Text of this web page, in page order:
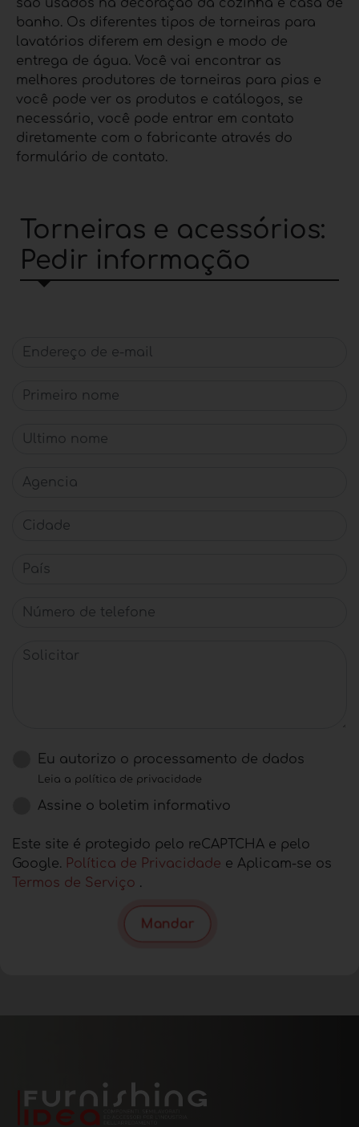
são usados na decoração da cozinha e casa de
banho. Os diferentes tipos de torneiras para
lavatórios diferem em design e modo de
entrega de água. Você vai encontrar as
melhores produtores de torneiras para pias e
você pode ver os produtos e catálogos, se
necessário, você pode entrar em contato
diretamente com o fabricante através do
formulário de contato.
Torneiras e acessórios:
Pedir informação
Endereço de e-mail
Primeiro nome
Último nome
Agencia
Cidade
País
Número de telefone
Solicitar
Eu autorizo ​​o processamento de dados
Leia a política de privacidade
Assine o boletim informativo
Este site é protegido pelo reCAPTCHA e pelo
Google. Política de Privacidade e Aplicam-se os
Termos de Serviço .
Mandar